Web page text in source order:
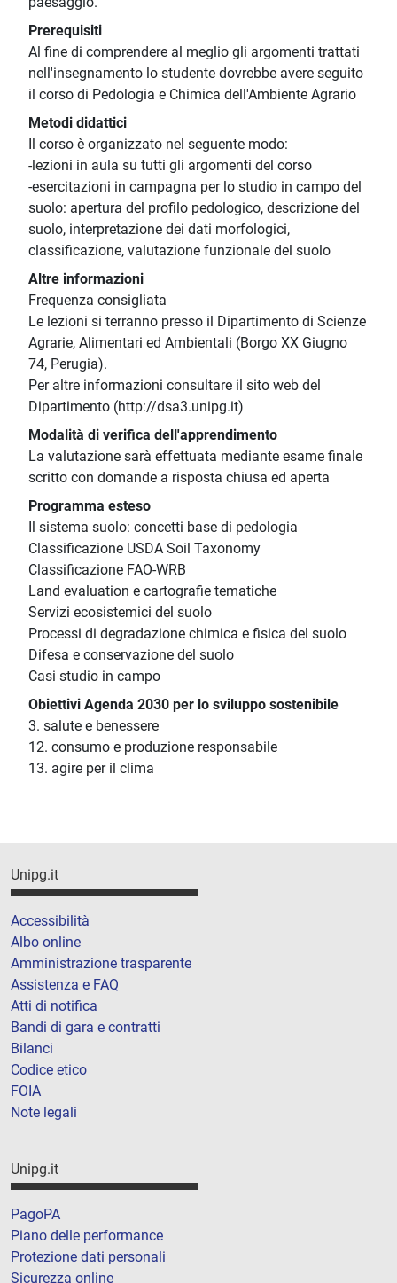
Prerequisiti
Al fine di comprendere al meglio gli argomenti trattati
nell'insegnamento lo studente dovrebbe avere seguito
il corso di Pedologia e Chimica dell'Ambiente Agrario
Metodi didattici
Il corso è organizzato nel seguente modo:
-lezioni in aula su tutti gli argomenti del corso
-esercitazioni in campagna per lo studio in campo del
suolo: apertura del profilo pedologico, descrizione del
suolo, interpretazione dei dati morfologici,
classificazione, valutazione funzionale del suolo
Altre informazioni
Frequenza consigliata
Le lezioni si terranno presso il Dipartimento di Scienze
Agrarie, Alimentari ed Ambientali (Borgo XX Giugno
74, Perugia).
Per altre informazioni consultare il sito web del
Dipartimento (http://dsa3.unipg.it)
Modalità di verifica dell'apprendimento
La valutazione sarà effettuata mediante esame finale
scritto con domande a risposta chiusa ed aperta
Programma esteso
Il sistema suolo: concetti base di pedologia
Classificazione USDA Soil Taxonomy
Classificazione FAO-WRB
Land evaluation e cartografie tematiche
Servizi ecosistemici del suolo
Processi di degradazione chimica e fisica del suolo
Difesa e conservazione del suolo
Casi studio in campo
Obiettivi Agenda 2030 per lo sviluppo sostenibile
3. salute e benessere
12. consumo e produzione responsabile
13. agire per il clima
Unipg.it
Accessibilità
Albo online
Amministrazione trasparente
Assistenza e FAQ
Atti di notifica
Bandi di gara e contratti
Bilanci
Codice etico
FOIA
Note legali
Unipg.it
PagoPA
Piano delle performance
Protezione dati personali
Sicurezza online